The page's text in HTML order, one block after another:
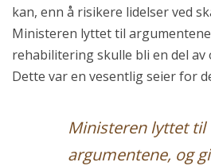
kan, enn å risikere lidelser ved
Ministeren lyttet til
rehabilitering skulle bli en del av
Dette var en vesentlig seier for
Ministeren lyttet til
argumentene, og